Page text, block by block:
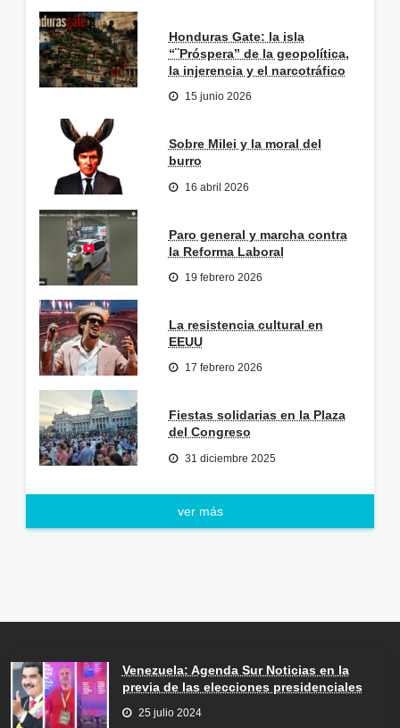
Honduras Gate: la isla
“¨Próspera” de la geopolítica,
la injerencia y el narcotráfico
15 junio 2026
Sobre Milei y la moral del
burro
16 abril 2026
Paro general y marcha contra
la Reforma Laboral
19 febrero 2026
La resistencia cultural en
EEUU
17 febrero 2026
Fiestas solidarias en la Plaza
del Congreso
31 diciembre 2025
ver más
Venezuela: Agenda Sur Noticias en la
previa de las elecciones presidenciales
25 julio 2024